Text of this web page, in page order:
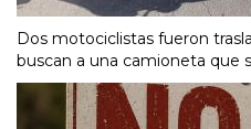
Dos motociclistas fueron
buscan a una camioneta que